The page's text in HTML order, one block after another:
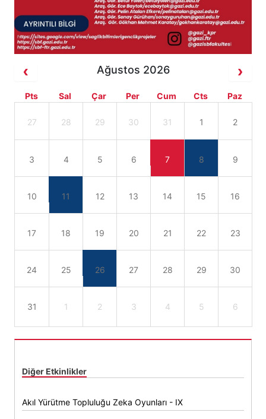
Ağustos 2026
Pts Sal Çar Per Cum Cts Paz
27 28 29 30 31 1 2
3 4 5 6 7 8 9
10 11 12 13 14 15 16
17 18 19 20 21 22 23
24 25 26 27 28 29 30
31 1 2 3 4 5 6
Diğer Etkinlikler
Akıl Yürütme Topluluğu Zeka Oyunları - IX